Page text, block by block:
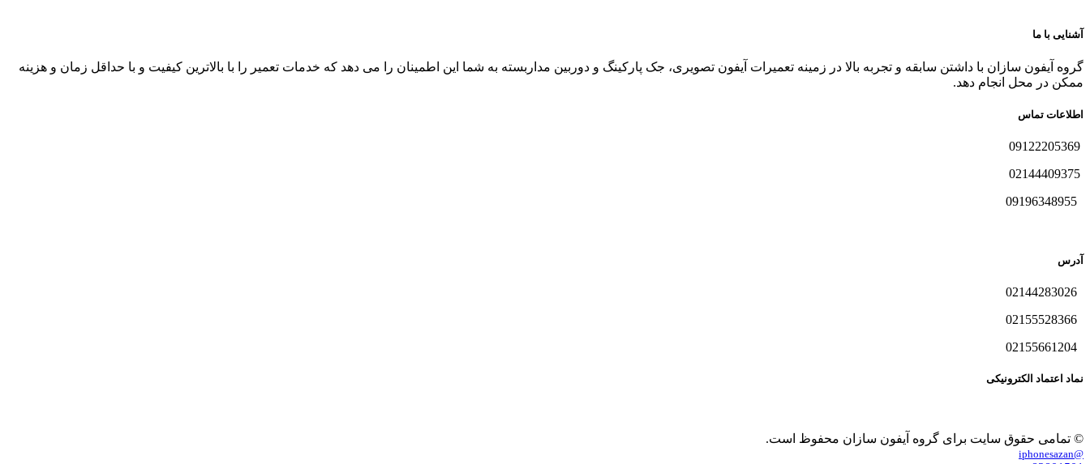
آشنایی با ما
گروه آیفون سازان با داشتن سابقه و تجربه بالا در زمینه تعمیرات آیفون تصویری، جک پارکینگ و دوربین مداربسته به شما این اطمینان را می دهد که خدمات تعمیر را با بالاترین کیفیت و با حداقل زمان و هزینه
ممکن در محل انجام دهد.
اطلاعات تماس
آدرس
نماد اعتماد الکترونیکی
© تمامی حقوق سایت برای گروه آیفون سازان محفوظ است.
@iphonesazan